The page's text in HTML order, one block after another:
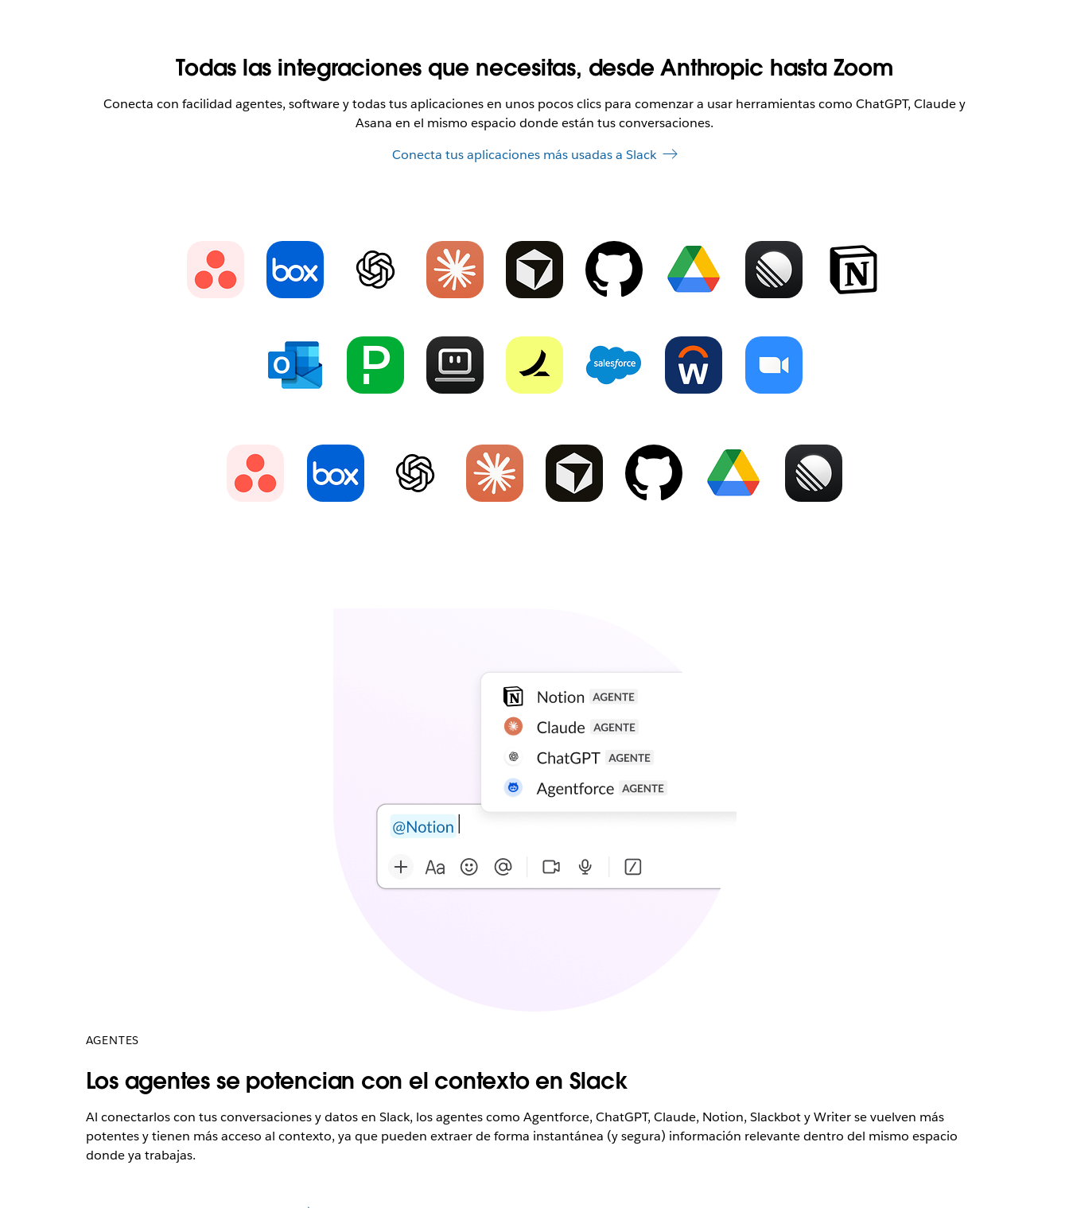
Todas las integraciones que necesitas, desde Anthropic hasta Zoom
Conecta con facilidad agentes, software y todas tus aplicaciones en unos pocos clics para comenzar a usar herramientas como ChatGPT, Claude y
Asana en el mismo espacio donde están tus conversaciones.
Conecta tus aplicaciones más usadas a Slack
AGENTES
Los agentes se potencian con el contexto en Slack
Al conectarlos con tus conversaciones y datos en Slack, los agentes como Agentforce, ChatGPT, Claude, Notion, Slackbot y Writer se vuelven más
potentes y tienen más acceso al contexto, ya que pueden extraer de forma instantánea (y segura) información relevante dentro del mismo espacio
donde ya trabajas.